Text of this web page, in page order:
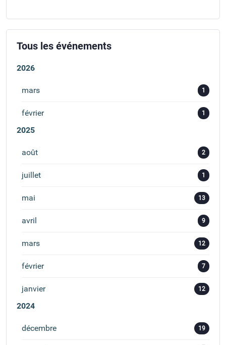
Tous les événements
2026
mars 1
février 1
2025
août 2
juillet 1
mai 13
avril 9
mars 12
février 7
janvier 12
2024
décembre 19